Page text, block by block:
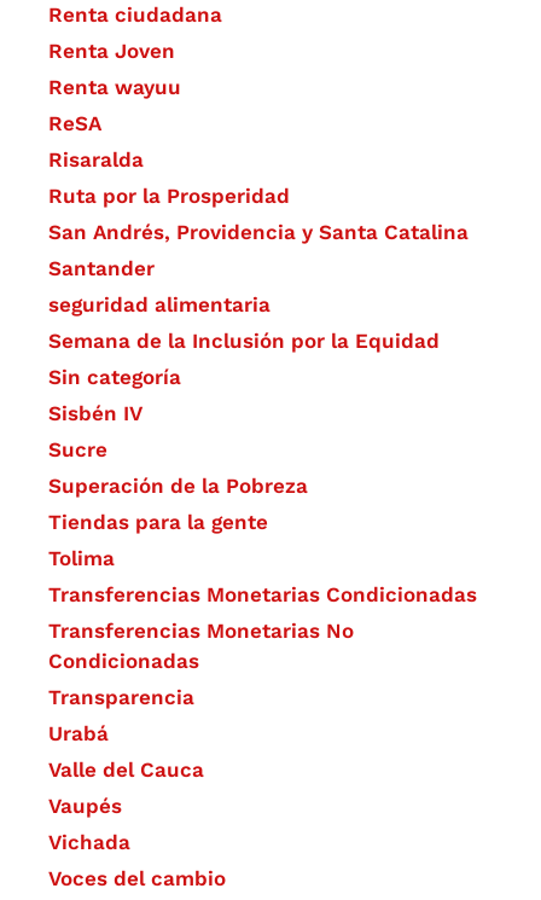
Renta ciudadana
Renta Joven
Renta wayuu
ReSA
Risaralda
Ruta por la Prosperidad
San Andrés, Providencia y Santa Catalina
Santander
seguridad alimentaria
Semana de la Inclusión por la Equidad
Sin categoría
Sisbén IV
Sucre
Superación de la Pobreza
Tiendas para la gente
Tolima
Transferencias Monetarias Condicionadas
Transferencias Monetarias No
Condicionadas
Transparencia
Urabá
Valle del Cauca
Vaupés
Vichada
Voces del cambio